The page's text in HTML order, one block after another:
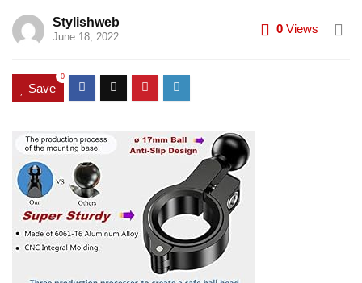
Stylishweb
June 18, 2022
0 Views
Save
0